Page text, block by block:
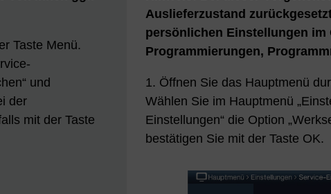
Taste Menü.
und
der
mit der Taste
Auslieferzustand
persönlichen Einstellungen im
Programmierungen,
1. Öffnen Sie das Hauptmenü
Wählen Sie im Hauptmenü
Einstellungen“ die Option
bestätigen Sie mit der Taste OK.